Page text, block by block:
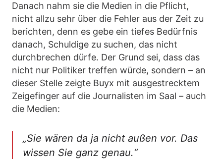
Danach nahm sie die Medien in die Pflicht,
nicht allzu sehr über die Fehler aus der Zeit zu
berichten, denn es gebe ein tiefes Bedürfnis
danach, Schuldige zu suchen, das nicht
durchbrechen dürfe. Der Grund sei, dass das
nicht nur Politiker treffen würde, sondern – an
dieser Stelle zeigte Buyx mit ausgestrecktem
Zeigefinger auf die Journalisten im Saal – auch
die Medien:
„Sie wären da ja nicht außen vor. Das
wissen Sie ganz genau.“